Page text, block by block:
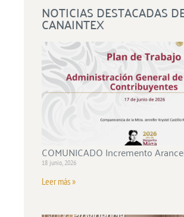
NOTICIAS DESTACADAS
CANAINTEX
COMUNICADO Incremento
18 junio, 2026
Leer más »